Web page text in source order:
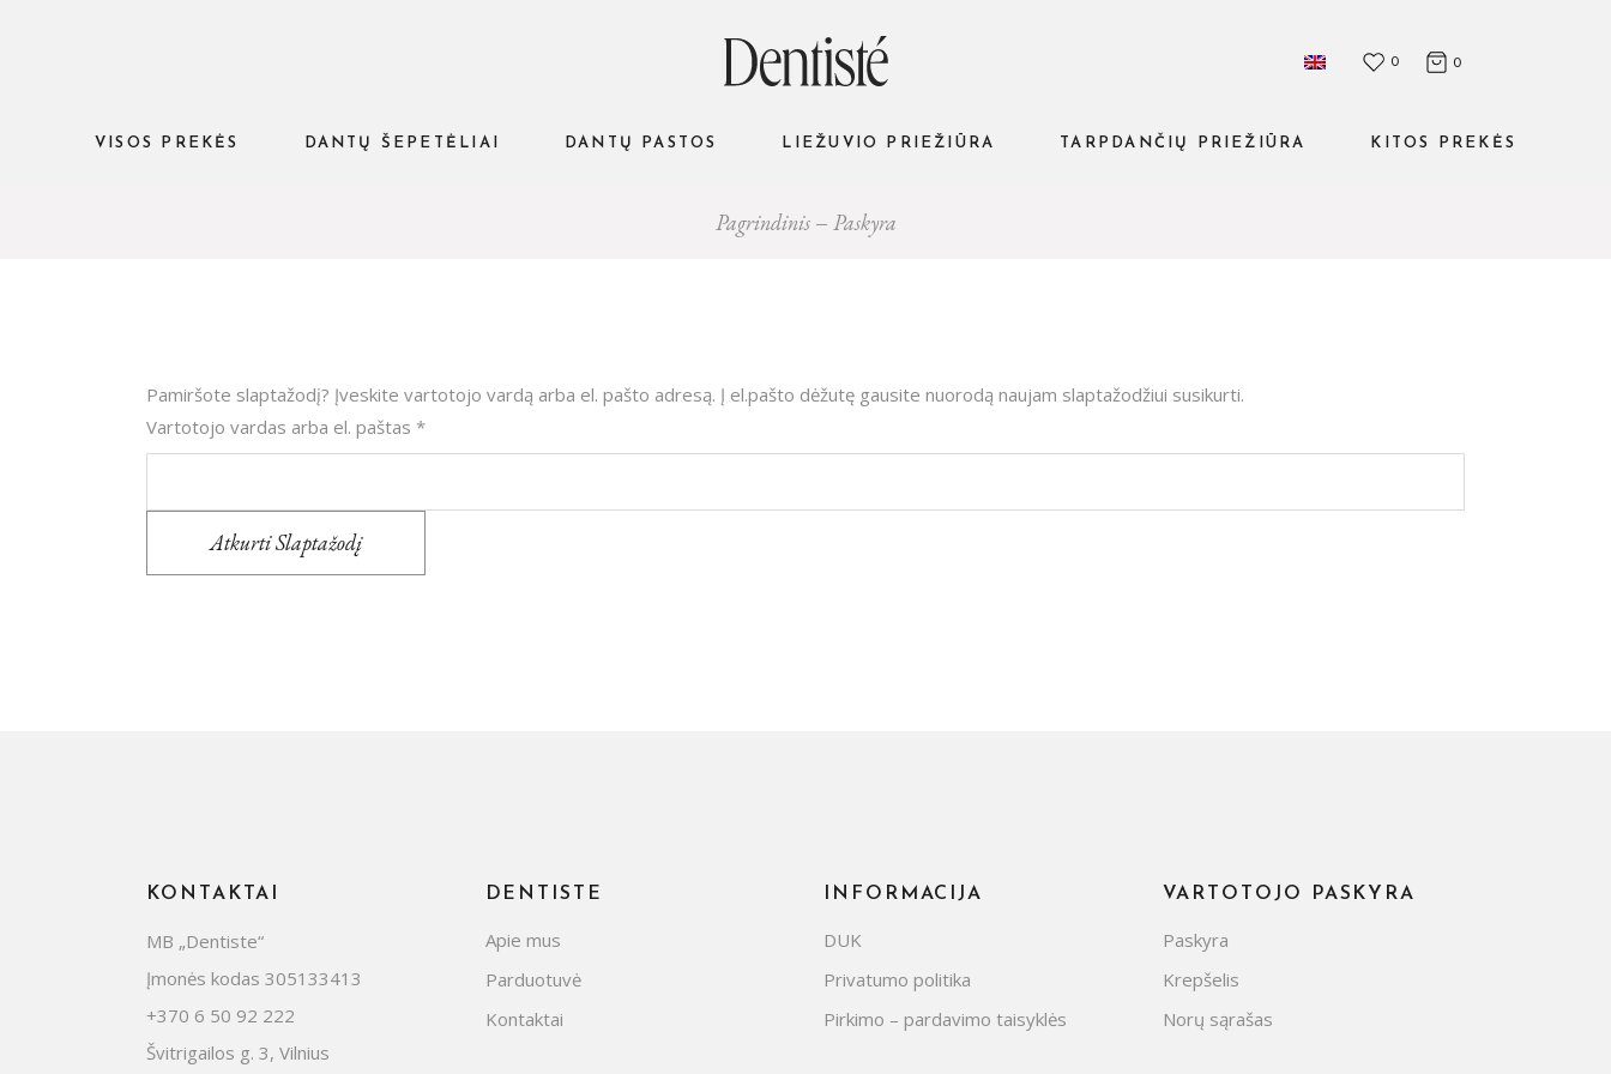
0 0
VISOS PREKĖS DANTŲ ŠEPETĖLIAI DANTŲ PASTOS LIEŽUVIO PRIEŽIŪRA TARPDANČIŲ PRIEŽIŪRA KITOS PREKĖS
Pagrindinis Paskyra
Pamiršote slaptažodį? Įveskite vartotojo vardą arba el. pašto adresą. Į el.pašto dėžutę gausite nuorodą naujam slaptažodžiui susikurti.
Vartotojo vardas arba el. paštas *Privalomas
Atkurti Slaptažodį
KONTAKTAI
MB „Dentiste“
Įmonės kodas 305133413
+370 6 50 92 222
Švitrigailos g. 3, Vilnius
DENTISTE
Apie mus
Parduotuvė
Kontaktai
INFORMACIJA
DUK
Privatumo politika
Pirkimo – pardavimo taisyklės
VARTOTOJO PASKYRA
Paskyra
Krepšelis
Norų sąrašas